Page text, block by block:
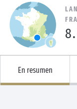
En resumen